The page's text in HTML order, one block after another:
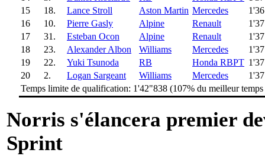
15
18. Lance Stroll Aston Martin Mercedes
16
10. Pierre Gasly Alpine Renault
17
31. Esteban Ocon Alpine Renault
18
23. Alexander Albon Williams Mercedes
19
22. Yuki Tsunoda RB Honda RBPT
20
2. Logan Sargeant Williams Mercedes
Temps limite de qualification: 1'42"838 (107% du meilleur
Norris s'élancera premier
Sprint